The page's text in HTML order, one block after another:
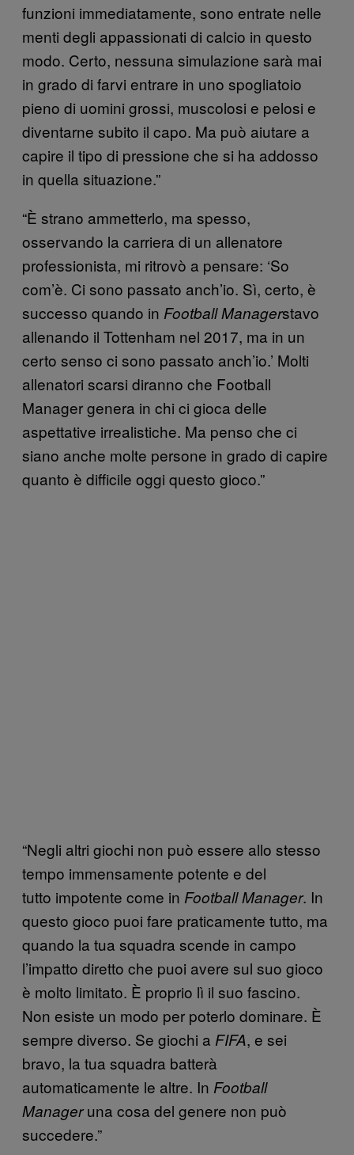
funzioni immediatamente, sono entrate nelle
menti degli appassionati di calcio in questo
modo. Certo, nessuna simulazione sarà mai
in grado di farvi entrare in uno spogliatoio
pieno di uomini grossi, muscolosi e pelosi e
diventarne subito il capo. Ma può aiutare a
capire il tipo di pressione che si ha addosso
in quella situazione.”
“È strano ammetterlo, ma spesso,
osservando la carriera di un allenatore
professionista, mi ritrovò a pensare: ‘So
com’è. Ci sono passato anch’io. Sì, certo, è
successo quando in Football Managerstavo
allenando il Tottenham nel 2017, ma in un
certo senso ci sono passato anch’io.’ Molti
allenatori scarsi diranno che Football
Manager genera in chi ci gioca delle
aspettative irrealistiche. Ma penso che ci
siano anche molte persone in grado di capire
quanto è difficile oggi questo gioco.”
“Negli altri giochi non può essere allo stesso
tempo immensamente potente e del
tutto impotente come in Football Manager. In
questo gioco puoi fare praticamente tutto, ma
quando la tua squadra scende in campo
l’impatto diretto che puoi avere sul suo gioco
è molto limitato. È proprio lì il suo fascino.
Non esiste un modo per poterlo dominare. È
sempre diverso. Se giochi a FIFA, e sei
bravo, la tua squadra batterà
automaticamente le altre. In Football
Manageruna cosa del genere non può
succedere.”